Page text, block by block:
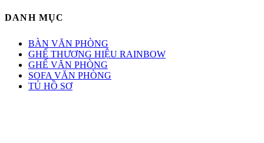
DANH MỤC
BÀN VĂN PHÒNG
GHẾ THƯƠNG HIỆU RAINBOW
GHẾ VĂN PHÒNG
SOFA VĂN PHÒNG
TỦ HỒ SƠ